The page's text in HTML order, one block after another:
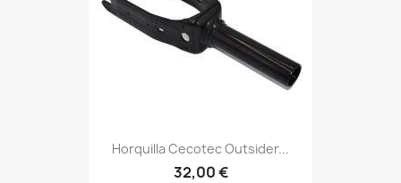
Horquilla Cecotec Outsider...
32,00 €